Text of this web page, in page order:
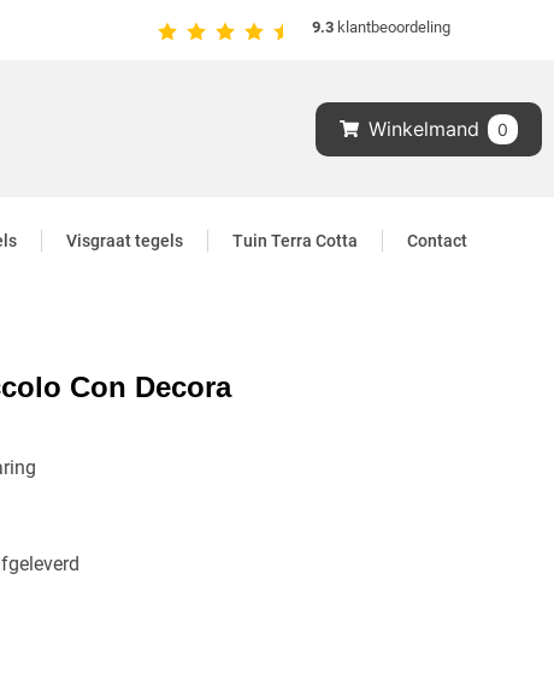
9.3 klantbeoordeling
Winkelmand 0
Visgraat tegels Tuin Terra Cotta Contact
Con Decora